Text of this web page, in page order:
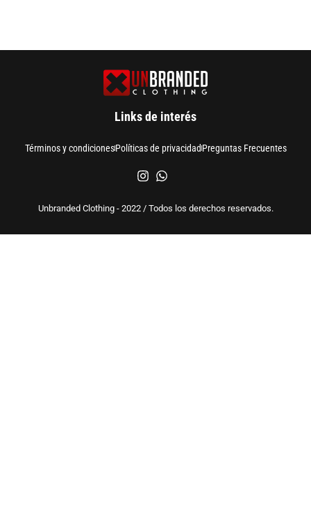
Links de interés
Términos y condicionesPolíticas de privacidadPreguntas Frecuentes
Unbranded Clothing - 2022 / Todos los derechos reservados.